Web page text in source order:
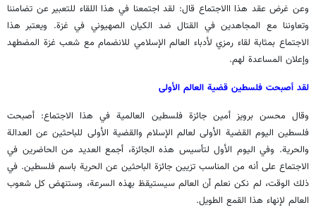
وعن غرض عقد هذا االاجتماع قال: لقد اجتمعنا في هذا اللقاء للتعبير عن تضامننا
وتعاوننا مع المجاهدين في القتال ضد الكيان الصهيوني في غزة. ويعتبر هذا
الاجتماع بمثابة لقاء رمزي لأدباء العالم الإسلامي للانضمام مع شعب غزة المضطهد
وإعلان المساعدة لهم.
لقد أصبحت فلسطين قضية العالم الأولى
وقال محسن برويز أمين جائزة فلسطين العالمية في هذا الاجتماع: أصبحت
فلسطين اليوم القضية الأولى لعالم الإسلام والقضية الأولى للباحثين عن العدالة
والحرية. وفي اليوم الأول لتأسيس هذه الجائزة، أجمع العديد من الحاضرين في
الاجتماع على أنه من المناسب تزيين جائزة الباحثين عن الحرية باسم فلسطين. في
ذلك الوقت، لم نكن نعلم أن العالم سيستيقظ بهذه السرعة، وستنهض كل شعوب
العالم لإنهاء هذا القمع الطويل.